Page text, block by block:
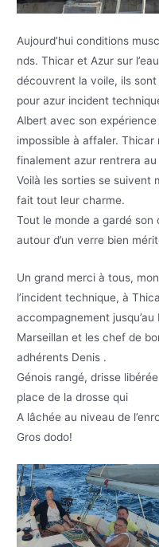
Aujourd’hui conditions
nds. Thicar et Azur sur
découvrent la voile, ils
pour azur incident
Albert avec son
impossible à affaler.
finalement azur rentrera
Voilà les sorties se suivent
fait tout leur charme.
Tout le monde a gardé
autour d’un verre bien
Un grand merci à tous,
l’incident technique, à
accompagnement jusqu’au
Marseillan et les chef de
adhérents Denis .
Génois rangé, drisse
place de la drosse qui
A lâchée au niveau de
Gros dodo!